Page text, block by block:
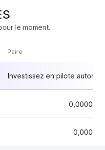
le moment.
Paire
Investissez en pilote